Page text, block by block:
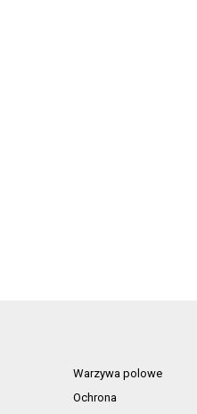
Warzywa polowe
Ochrona